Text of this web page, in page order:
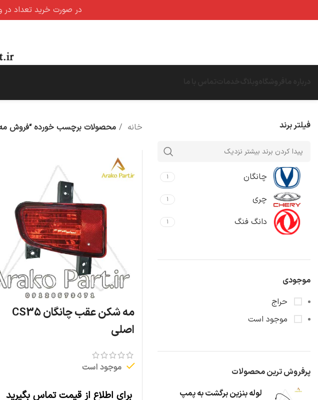
فیلتر برند
چانگان ۱
چری ۱
دانگ فنگ ۱
موجودی
حراج
موجود است
پرفروش ترین محصولات
لوله بنزین برگشت به پمپ
خانه محصولات برچسب خورده “فروش
مه شکن عقب چانگان CS35
اصلی
موجود است
برای اطلاع از قیمت تماس بگیرید
در صورت خرید تعداد در